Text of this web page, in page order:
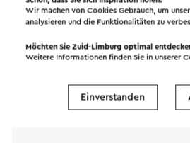
Name
E-Mail Adresse
Wir machen von Cookies Gebrauch, um
analysieren und die Funktionalitäten zu
Möchten Sie Zuid-Limburg optimal
Weitere Informationen finden Sie in unserer
Einverstanden